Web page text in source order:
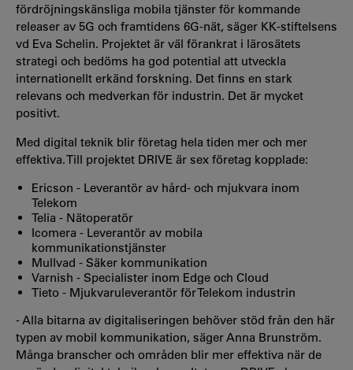
fördröjningskänsliga mobila tjänster för kommande
releaser av 5G och framtidens 6G-nät, säger KK-stiftelsens
vd Eva Schelin. Projektet är väl förankrat i lärosätets
strategi och bedöms ha god potential att utveckla
internationellt erkänd forskning. Det finns en stark
relevans och medverkan för industrin. Det är mycket
positivt.
Med digital teknik blir företag hela tiden mer och mer
effektiva. Till projektet DRIVE är sex företag kopplade:
Ericson - Leverantör av hård- och mjukvara inom
Telekom
Telia - Nätoperatör
Icomera - Leverantör av mobila
kommunikationstjänster
Mullvad - Säker kommunikation
Varnish - Specialister inom Edge och Cloud
Tieto - Mjukvaruleverantör för Telekom industrin
- Alla bitarna av digitaliseringen behöver stöd från den här
typen av mobil kommunikation, säger Anna Brunström.
Många branscher och områden blir mer effektiva när de